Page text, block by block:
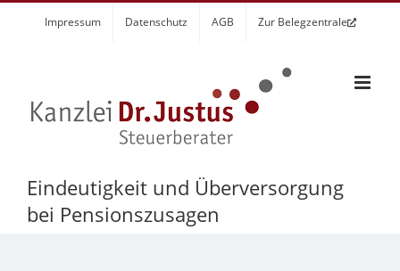
Impressum Datenschutz AGB Zur Belegzentrale
Eindeutigkeit und Überversorgung
bei Pensionszusagen